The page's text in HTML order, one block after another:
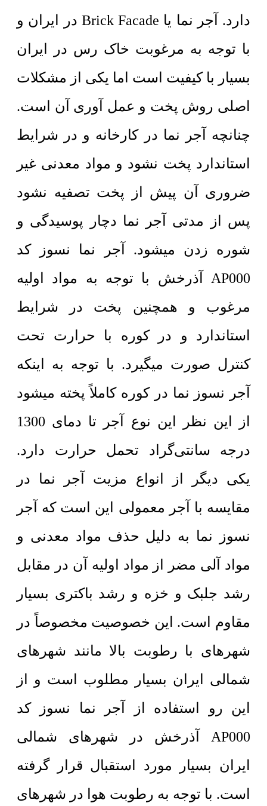
دارد. آجر نما یا Brick Facade در ایران و
با توجه به مرغوبت خاک رس در ایران
بسیار با کیفیت است اما یکی از مشکلات
اصلی روش پخت و عمل آوری آن است.
چنانچه آجر نما در کارخانه و در شرایط
استاندارد پخت نشود و مواد معدنی غیر
ضروری آن پیش از پخت تصفیه نشود
پس از مدتی آجر نما دچار پوسیدگی و
شوره زدن میشود. آجر نما نسوز کد
AP000 آذرخش با توجه به مواد اولیه
مرغوب و همچنین پخت در شرایط
استاندارد و در کوره با حرارت تحت
کنترل صورت میگیرد. با توجه به اینکه
آجر نسوز نما در کوره کاملاً پخته میشود
از این نظر این نوع آجر تا دمای 1300
درجه سانتی‌گراد تحمل حرارت دارد.
یکی دیگر از انواع مزیت آجر نما در
مقایسه با آجر معمولی این است که آجر
نسوز نما به دلیل حذف مواد معدنی و
مواد آلی مضر از مواد اولیه آن در مقابل
رشد جلبک و خزه و رشد باکتری بسیار
مقاوم است. این خصوصیت مخصوصاً در
شهرهای با رطوبت بالا مانند شهرهای
شمالی ایران بسیار مطلوب است و از
این رو استفاده از آجر نما نسوز کد
AP000 آذرخش در شهرهای شمالی
ایران بسیار مورد استقبال قرار گرفته
است. با توجه به رطوبت هوا در شهرهای